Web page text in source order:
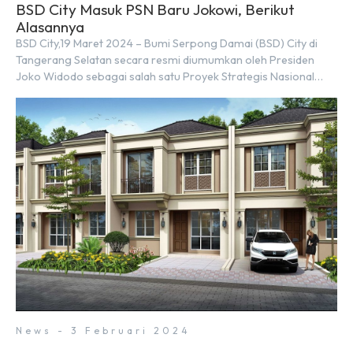
BSD City Masuk PSN Baru Jokowi, Berikut
Alasannya
BSD City,19 Maret 2024 – Bumi Serpong Damai (BSD) City di
Tangerang Selatan secara resmi diumumkan oleh Presiden
Joko Widodo sebagai salah satu Proyek Strategis Nasional
Koordinator Bidang Perekonomian, Airlangga Hartarto, setelah
Rapat Terbatas (ratas) bersama Jokowi di Istana Kepresidenan
pada hari Senin, 18 Maret 2024. Selain […]
News - 3 Februari 2024